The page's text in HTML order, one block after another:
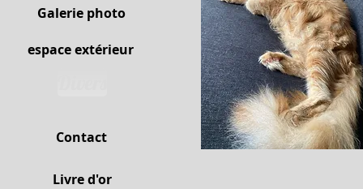
Galerie photo
espace extérieur
Contact
Livre d'or